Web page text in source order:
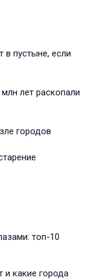
пустыне, если
лет раскопали
городов
топ-10
и какие города